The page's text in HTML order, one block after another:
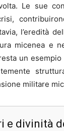
Le sue
l’eredità
micenea e
un
militare
e divinità